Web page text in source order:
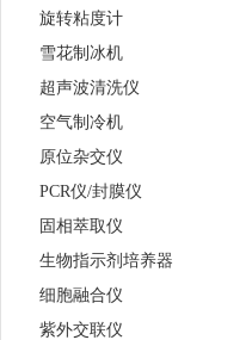
旋转粘度计
雪花制冰机
超声波清洗仪
空气制冷机
原位杂交仪
PCR仪/封膜仪
固相萃取仪
生物指示剂培养器
细胞融合仪
紫外交联仪